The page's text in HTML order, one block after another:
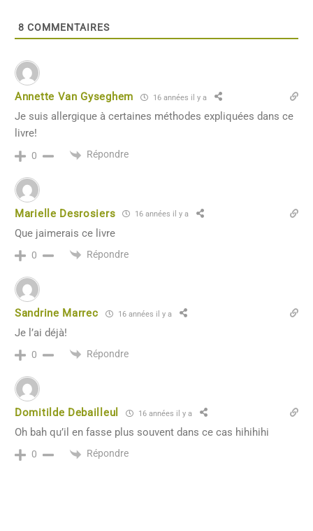
8 COMMENTAIRES
Annette Van Gyseghem 16 années il y a
Je suis allergique à certaines méthodes expliquées dans ce
livre!
0 Répondre
Marielle Desrosiers 16 années il y a
Que jaimerais ce livre
0 Répondre
Sandrine Marrec 16 années il y a
Je l’ai déjà!
0 Répondre
Domitilde Debailleul 16 années il y a
Oh bah qu’il en fasse plus souvent dans ce cas hihihihi
0 Répondre